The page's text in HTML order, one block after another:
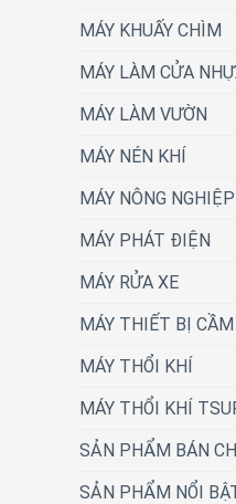
MÁY KHUẤY CHÌM
MÁY LÀM CỬA
MÁY LÀM VƯỜN
MÁY NÉN KHÍ
MÁY NÔNG NGHIỆP
MÁY PHÁT ĐIỆN
MÁY RỬA XE
MÁY THIẾT BỊ CẦM
MÁY THỔI KHÍ
MÁY THỔI KHÍ
SẢN PHẨM BÁN
SẢN PHẨM NỔI